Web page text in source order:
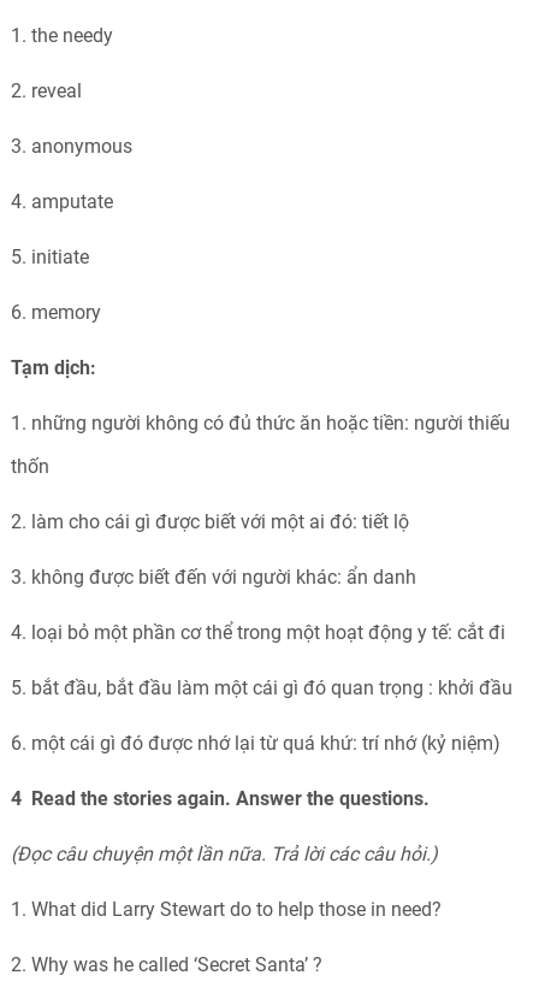
1. the needy
2. reveal
3. anonymous
4. amputate
5. initiate
6. memory
Tạm dịch:
1. những người không có đủ thức ăn hoặc tiền: người thiếu
thốn
2. làm cho cái gì được biết với một ai đó: tiết lộ
3. không được biết đến với người khác: ẩn danh
4. loại bỏ một phần cơ thể trong một hoạt động y tế: cắt đi
5. bắt đầu, bắt đầu làm một cái gì đó quan trọng : khởi đầu
6. một cái gì đó được nhớ lại từ quá khứ: trí nhớ (kỷ niệm)
4 Read the stories again. Answer the questions.
(Đọc câu chuyện một lần nữa. Trả lời các câu hỏi.)
1. What did Larry Stewart do to help those in need?
2. Why was he called ‘Secret Santa’ ?